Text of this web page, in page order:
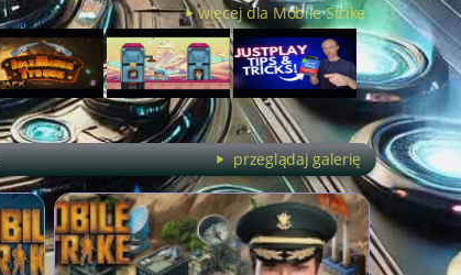
więcej dla Mobile Strike
przeglądaj galerię